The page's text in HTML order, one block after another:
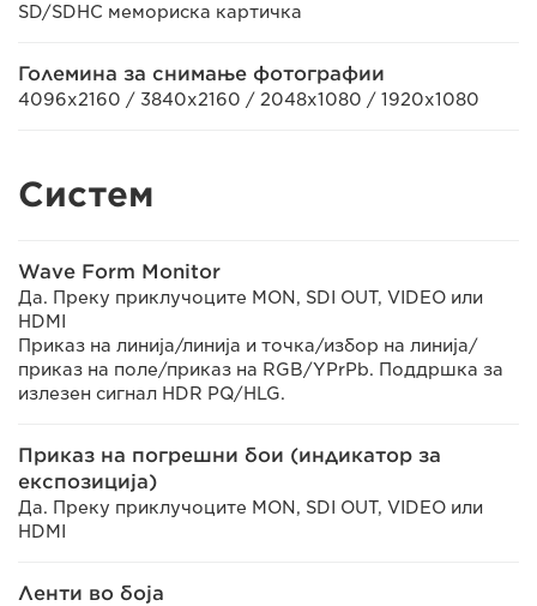
SD/SDHC мемориска картичка
Големина за снимање фотографии
4096x2160 / 3840x2160 / 2048x1080 / 1920x1080
Систем
Wave Form Monitor
Да. Преку приклучоците MON, SDI OUT, VIDEO или
HDMI
Приказ на линија/линија и точка/избор на линија/
приказ на поле/приказ на RGB/YPrPb. Поддршка за
излезен сигнал HDR PQ/HLG.
Приказ на погрешни бои (индикатор за
експозиција)
Да. Преку приклучоците MON, SDI OUT, VIDEO или
HDMI
Ленти во боја